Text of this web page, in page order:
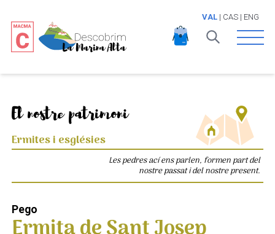
VAL| CAS| ENG
Open
El nostre patrimoni
Ermites i esglésies
Les pedres ací ens parlen, formen part del
nostre passat i del nostre present.
Pego